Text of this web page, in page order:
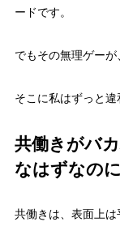
ードです。
でもその無理ゲーが
そこに私はずっと違
共働きがバ
なはずなの
共働きは、表面上は